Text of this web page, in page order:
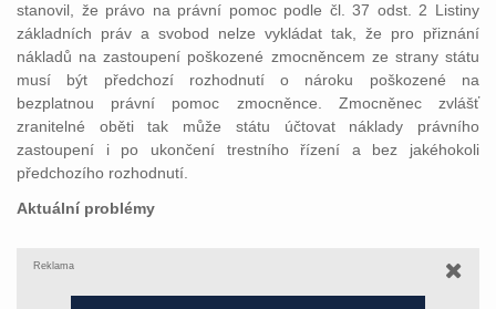
stanovil, že právo na právní pomoc podle čl. 37 odst. 2 Listiny
základních práv a svobod nelze vykládat tak, že pro přiznání
nákladů na zastoupení poškozené zmocněncem ze strany státu
musí být předchozí rozhodnutí o nároku poškozené na
bezplatnou právní pomoc zmocněnce. Zmocněnec zvlášť
zranitelné oběti tak může státu účtovat náklady právního
zastoupení i po ukončení trestního řízení a bez jakéhokoli
předchozího rozhodnutí.
Aktuální problémy
Reklama